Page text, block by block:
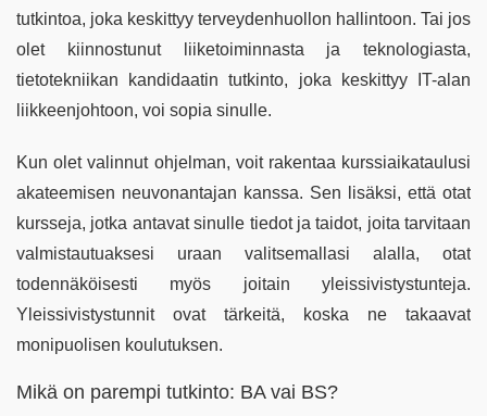
tutkintoa, joka keskittyy terveydenhuollon hallintoon. Tai jos
olet kiinnostunut liiketoiminnasta ja teknologiasta,
tietotekniikan kandidaatin tutkinto, joka keskittyy IT-alan
liikkeenjohtoon, voi sopia sinulle.
Kun olet valinnut ohjelman, voit rakentaa kurssiaikataulusi
akateemisen neuvonantajan kanssa. Sen lisäksi, että otat
kursseja, jotka antavat sinulle tiedot ja taidot, joita tarvitaan
valmistautuaksesi uraan valitsemallasi alalla, otat
todennäköisesti myös joitain yleissivistystunteja.
Yleissivistystunnit ovat tärkeitä, koska ne takaavat
monipuolisen koulutuksen.
Mikä on parempi tutkinto: BA vai BS?